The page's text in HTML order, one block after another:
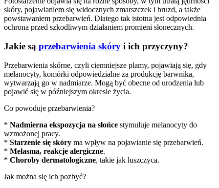
skóry, pojawianiem się widocznych zmarszczek i bruzd, a także
powstawaniem przebarwień. Dlatego tak istotna jest odpowiednia
ochrona przed szkodliwym działaniem promieni słonecznych.
Jakie są przebarwienia skóry i ich przyczyny?
Przebarwienia skórne, czyli ciemniejsze plamy, pojawiają się, gdy
melanocyty, komórki odpowiedzialne za produkcję barwnika,
wytwarzają go w nadmiarze. Mogą być obecne od urodzenia lub
pojawić się w późniejszym okresie życia.
Co powoduje przebarwienia?
* Nadmierna ekspozycja na słońce stymuluje melanocyty do
wzmożonej pracy.
* Starzenie się skóry ma wpływ na pojawianie się przebarwień.
* Melasma, reakcje alergiczne.
* Choroby dermatologiczne, takie jak łuszczyca.
Jak można się ich pozbyć?